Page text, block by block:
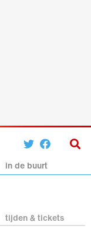
in de buurt
tijden & tickets